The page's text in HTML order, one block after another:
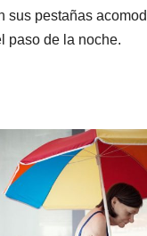
sus pestañas
paso de la noche.